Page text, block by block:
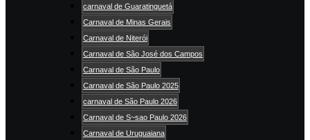
carnaval de Guaratinguetá
Carnaval de Minas Gerais
Carnaval de Niterói
Carnaval de São José dos Campos
Carnaval de São Paulo
Carnaval de São Paulo 2025
carnaval de São Paulo 2026
Carnaval de S~sao Paulo 2026
Carnaval de Uruguaiana